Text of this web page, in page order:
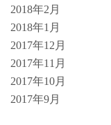
2018年2月
2018年1月
2017年12月
2017年11月
2017年10月
2017年9月